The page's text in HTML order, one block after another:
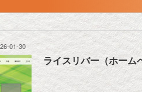
01-30
ライスリバー（ホーム